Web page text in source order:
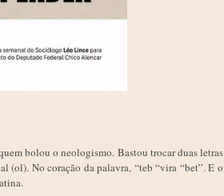
bolou o neologismo. Bastou trocar duas letras
(ol). No coração da palavra, “teb “vira “bet”. E o